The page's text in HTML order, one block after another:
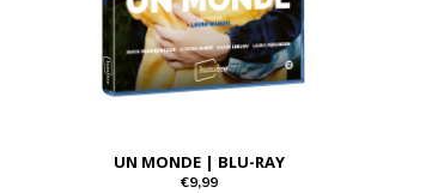
UN MONDE | BLU-RAY
€9,99